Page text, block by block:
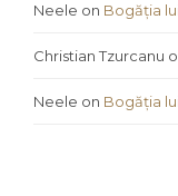
Neele on Bogăția
Christian Tzurcanu
Neele on Bogăția